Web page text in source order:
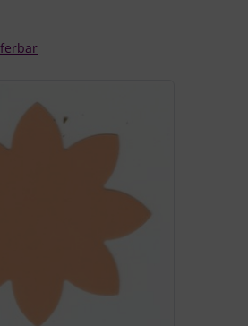
existiert, können Sie die